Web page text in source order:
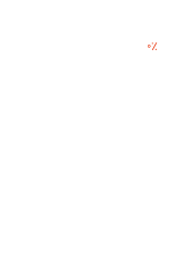
0%